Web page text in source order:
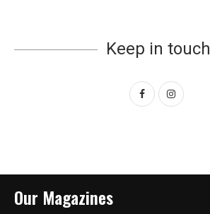
Keep in touch
Our Magazines